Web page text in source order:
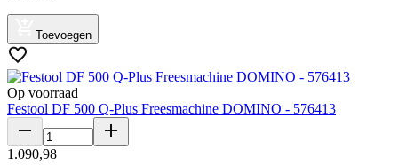
Toevoegen
Op voorraad
Festool DF 500 Q-Plus Freesmachine DOMINO - 576413
1 .090,98